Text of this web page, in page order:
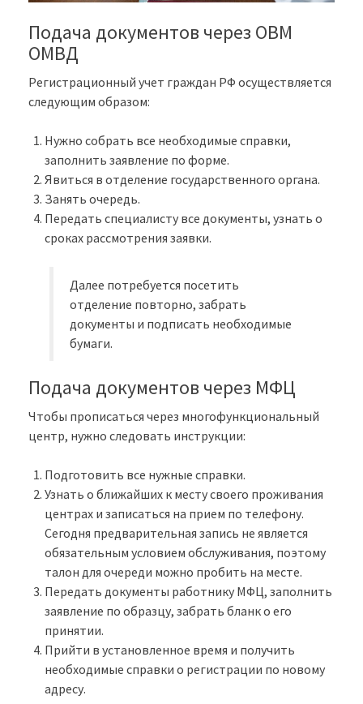
Подача документов через ОВМ
ОМВД
Регистрационный учет граждан РФ осуществляется
следующим образом:
Нужно собрать все необходимые справки,
заполнить заявление по форме.
Явиться в отделение государственного органа.
Занять очередь.
Передать специалисту все документы, узнать о
сроках рассмотрения заявки.
Далее потребуется посетить
отделение повторно, забрать
документы и подписать необходимые
бумаги.
Подача документов через МФЦ
Чтобы прописаться через многофункциональный
центр, нужно следовать инструкции:
Подготовить все нужные справки.
Узнать о ближайших к месту своего проживания
центрах и записаться на прием по телефону.
Сегодня предварительная запись не является
обязательным условием обслуживания, поэтому
талон для очереди можно пробить на месте.
Передать документы работнику МФЦ, заполнить
заявление по образцу, забрать бланк о его
принятии.
Прийти в установленное время и получить
необходимые справки о регистрации по новому
адресу.